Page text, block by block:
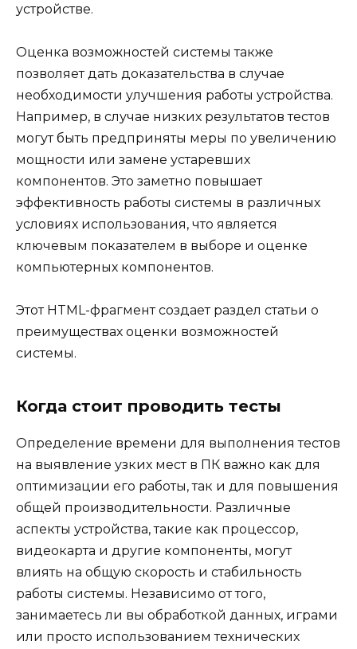
устройстве.
Оценка возможностей системы также
позволяет дать доказательства в случае
необходимости улучшения работы устройства.
Например, в случае низких результатов тестов
могут быть предприняты меры по увеличению
мощности или замене устаревших
компонентов. Это заметно повышает
эффективность работы системы в различных
условиях использования, что является
ключевым показателем в выборе и оценке
компьютерных компонентов.
Этот HTML-фрагмент создает раздел статьи о
преимуществах оценки возможностей
системы.
Когда стоит проводить тесты
Определение времени для выполнения тестов
на выявление узких мест в ПК важно как для
оптимизации его работы, так и для повышения
общей производительности. Различные
аспекты устройства, такие как процессор,
видеокарта и другие компоненты, могут
влиять на общую скорость и стабильность
работы системы. Независимо от того,
занимаетесь ли вы обработкой данных, играми
или просто использованием технических